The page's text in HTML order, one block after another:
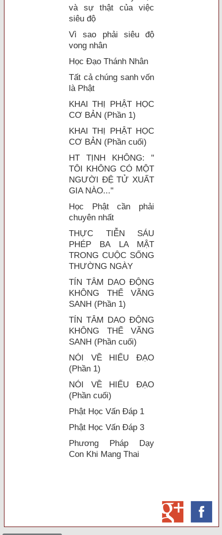
và sự thật của việc
siêu độ
Vì sao phải siêu độ
vong nhân
Học Đạo Thánh Nhân
Tất cả chúng sanh vốn
là Phật
KHAI THỊ PHẬT HỌC
CƠ BẢN (Phần 1)
KHAI THỊ PHẬT HỌC
CƠ BẢN (Phần cuối)
HT TỊNH KHÔNG: "
TÔI KHÔNG CÓ MỘT
NGƯỜI ĐỆ TỬ XUẤT
GIA NÀO..."
Học Phật cần phải
chuyên nhất
THỰC TIỄN SÁU
PHÉP BA LA MẬT
TRONG CUỘC SỐNG
THƯỜNG NGÀY
TÍN TÂM DAO ĐỘNG
KHÔNG THỂ VÃNG
SANH (Phần 1)
TÍN TÂM DAO ĐỘNG
KHÔNG THỂ VÃNG
SANH (Phần cuối)
NÓI VỀ HIẾU ĐẠO
(Phần 1)
NÓI VỀ HIẾU ĐẠO
(Phần cuối)
Phật Học Vấn Đáp 1
Phật Học Vấn Đáp 3
Phương Pháp Dạy
Con Khi Mang Thai